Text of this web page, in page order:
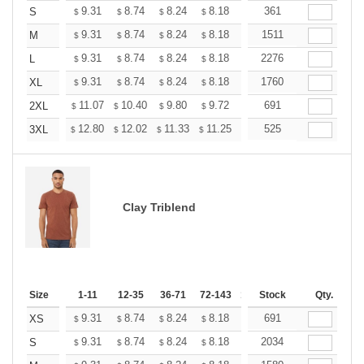
S
$ 9.31 $ 8.74 $ 8.24 $ 8.18 7.80
361
M
$ 9.31 $ 8.74 $ 8.24 $ 8.18 7.80
1511
L
$ 9.31 $ 8.74 $ 8.24 $ 8.18 7.80
2276
XL
$ 9.31 $ 8.74 $ 8.24 $ 8.18 7.80
1760
2XL
$ 11.07 $ 10.40 $ 9.80 $ 9.72 9.28
691
3XL
$ 12.80 $ 12.02 $ 11.33 $ 11.25 10.73
525
Clay Triblend
Size 1-11 12-35 36-71 72-143 144-287 288 + More
Stock Qty.
XS $ 9.31 $ 8.74 $ 8.24 $ 8.18 7.80
691
S
$ 9.31 $ 8.74 $ 8.24 $ 8.18 7.80
2034